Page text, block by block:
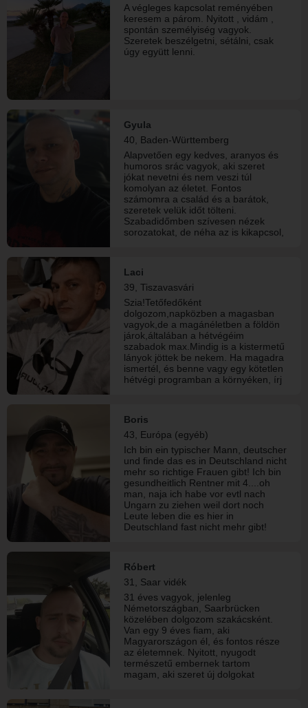
A végleges kapcsolat reményében
keresem a párom. Nyitott , vidám ,
spontán személyiség vagyok.
Szeretek beszélgetni, sétálni, csak
úgy együtt lenni.
Gyula
40, Baden-Württemberg
Alapvetően egy kedves, aranyos és
humoros srác vagyok, aki szeret
jókat nevetni és nem veszi túl
komolyan az életet. Fontos
számomra a család és a barátok,
szeretek velük időt tölteni.
Szabadidőmben szívesen nézek
sorozatokat, de néha az is kikapcsol,
kicsit furcsán hangzik, de számomra
ez az egyik legjobb kikapcsolódás. 😊
Olyan embert keresek, akivel lehet
őszintén beszélgetni, nevetni, közös
programokat csinálni, és egyszerűen
jól érezni magunkat egymás mellett.
Laci
39, Tiszavasvári
Szia!Tetőfedőként
dolgozom,napközben a magasban
vagyok,de a magánéletben a földön
járok,általában a hétvégéim
szabadok max.Mindig is a kistermetű
lányok jöttek be nekem. Ha magadra
ismertél, és benne vagy egy kötetlen
hétvégi programban a környéken, írj
Boris
43, Európa (egyéb)
Ich bin ein typischer Mann, deutscher
und finde das es in Deutschland nicht
mehr so richtige Frauen gibt! Ich bin
gesundheitlich Rentner mit 4....oh
man, naja ich habe vor evtl nach
Ungarn zu ziehen weil dort noch
Leute leben die es hier in
Deutschland fast nicht mehr gibt!
Róbert
31, Saar vidék
31 éves vagyok, jelenleg
Németországban, Saarbrücken
közelében dolgozom szakácsként.
Van egy 9 éves fiam, aki
Magyarországon él, és fontos része
az életemnek. Nyitott, nyugodt
természetű embernek tartom
magam, aki szeret új dolgokat